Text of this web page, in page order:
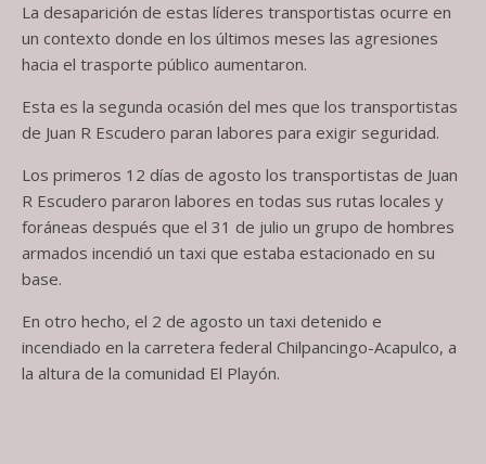
La desaparición de estas líderes transportistas ocurre en
un contexto donde en los últimos meses las agresiones
hacia el trasporte público aumentaron.
Esta es la segunda ocasión del mes que los transportistas
de Juan R Escudero paran labores para exigir seguridad.
Los primeros 12 días de agosto los transportistas de Juan
R Escudero pararon labores en todas sus rutas locales y
foráneas después que el 31 de julio un grupo de hombres
armados incendió un taxi que estaba estacionado en su
base.
En otro hecho, el 2 de agosto un taxi detenido e
incendiado en la carretera federal Chilpancingo-Acapulco, a
la altura de la comunidad El Playón.